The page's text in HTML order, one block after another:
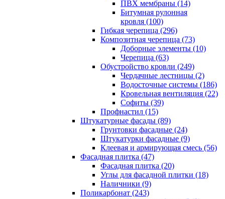
ПВХ мембраны (14)
Битумная рулонная
кровля (100)
Гибкая черепица (296)
Композитная черепица (73)
Доборные элементы (10)
Черепица (63)
Обустройство кровли (249)
Чердачные лестницы (2)
Водосточные системы (186)
Кровельная вентиляция (22)
Cофиты (39)
Профнастил (15)
Штукатурные фасады (89)
Грунтовки фасадные (24)
Штукатурки фасадные (9)
Клеевая и армирующая смесь (56)
Фасадная плитка (47)
Фасадная плитка (20)
Углы для фасадной плитки (18)
Наличники (9)
Поликарбонат (243)